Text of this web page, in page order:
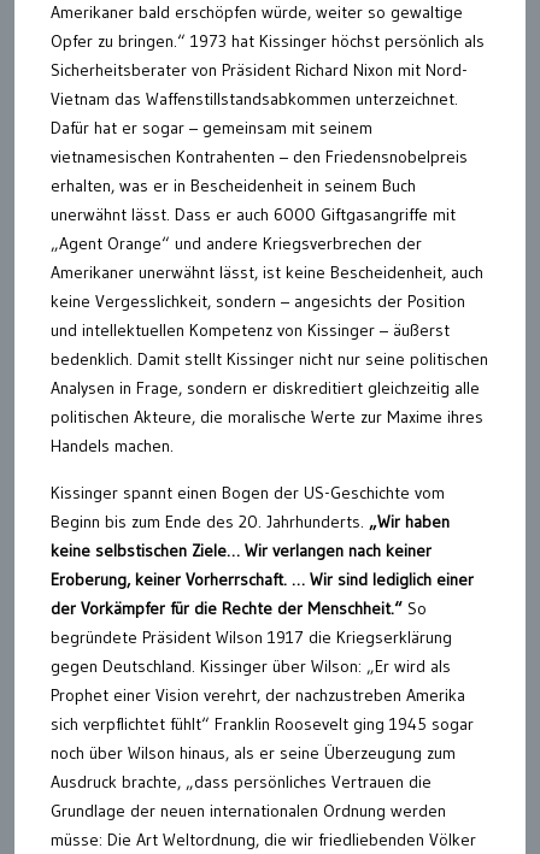
Amerikaner bald erschöpfen würde, weiter so gewaltige
Opfer zu bringen.“ 1973 hat Kissinger höchst persönlich als
Sicherheitsberater von Präsident Richard Nixon mit Nord-
Vietnam das Waffenstillstandsabkommen unterzeichnet.
Dafür hat er sogar – gemeinsam mit seinem
vietnamesischen Kontrahenten – den Friedensnobelpreis
erhalten, was er in Bescheidenheit in seinem Buch
unerwähnt lässt. Dass er auch 6000 Giftgasangriffe mit
„Agent Orange“ und andere Kriegsverbrechen der
Amerikaner unerwähnt lässt, ist keine Bescheidenheit, auch
keine Vergesslichkeit, sondern – angesichts der Position
und intellektuellen Kompetenz von Kissinger – äußerst
bedenklich. Damit stellt Kissinger nicht nur seine politischen
Analysen in Frage, sondern er diskreditiert gleichzeitig alle
politischen Akteure, die moralische Werte zur Maxime ihres
Handels machen.
Kissinger spannt einen Bogen der US-Geschichte vom
Beginn bis zum Ende des 20. Jahrhunderts. „Wir haben
keine selbstischen Ziele… Wir verlangen nach keiner
Eroberung, keiner Vorherrschaft. … Wir sind lediglich einer
der Vorkämpfer für die Rechte der Menschheit.“ So
begründete Präsident Wilson 1917 die Kriegserklärung
gegen Deutschland. Kissinger über Wilson: „Er wird als
Prophet einer Vision verehrt, der nachzustreben Amerika
sich verpflichtet fühlt“ Franklin Roosevelt ging 1945 sogar
noch über Wilson hinaus, als er seine Überzeugung zum
Ausdruck brachte, „dass persönliches Vertrauen die
Grundlage der neuen internationalen Ordnung werden
müsse: Die Art Weltordnung, die wir friedliebenden Völker